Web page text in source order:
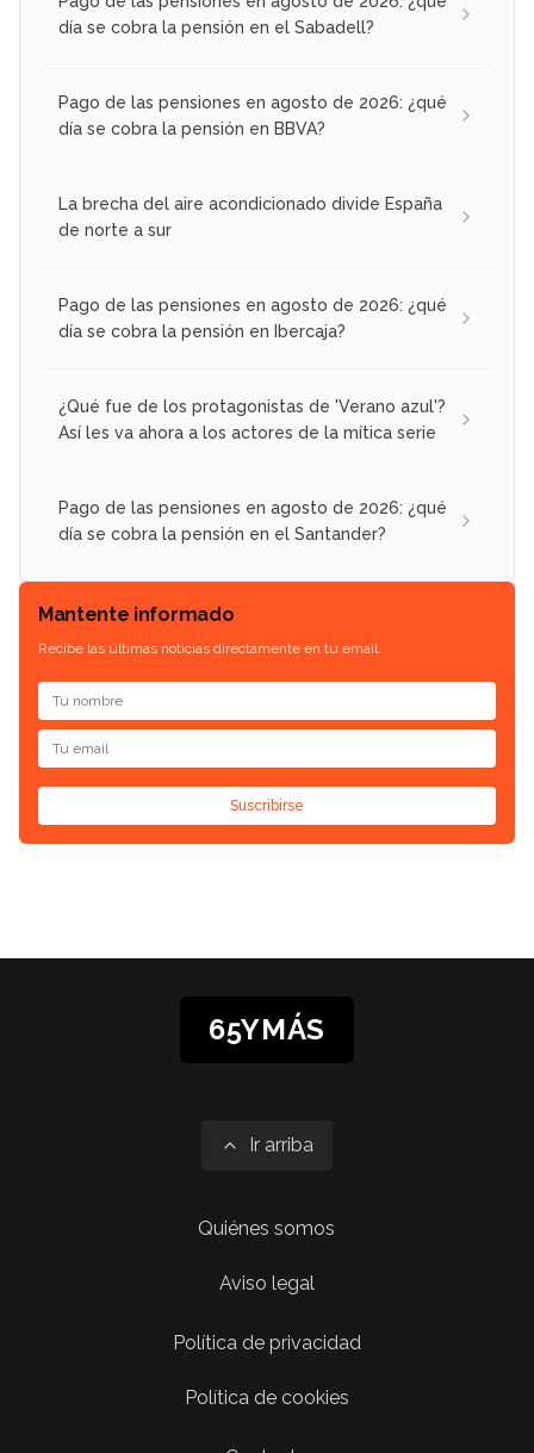
día se cobra la pensión en el Sabadell?
Pago de las pensiones en agosto de 2026: ¿qué
día se cobra la pensión en BBVA?
La brecha del aire acondicionado divide España
de norte a sur
Pago de las pensiones en agosto de 2026: ¿qué
día se cobra la pensión en Ibercaja?
¿Qué fue de los protagonistas de 'Verano azul'?
Así les va ahora a los actores de la mítica serie
Pago de las pensiones en agosto de 2026: ¿qué
día se cobra la pensión en el Santander?
Mantente informado
Recibe las últimas noticias directamente en tu email.
Suscribirse
65YMÁS
Ir arriba
Quiénes somos
Aviso legal
Política de privacidad
Política de cookies